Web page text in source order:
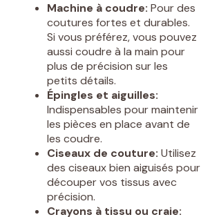
Machine à coudre: Pour des
coutures fortes et durables.
Si vous préférez, vous pouvez
aussi coudre à la main pour
plus de précision sur les
petits détails.
Épingles et aiguilles:
Indispensables pour maintenir
les pièces en place avant de
les coudre.
Ciseaux de couture: Utilisez
des ciseaux bien aiguisés pour
découper vos tissus avec
précision.
Crayons à tissu ou craie: